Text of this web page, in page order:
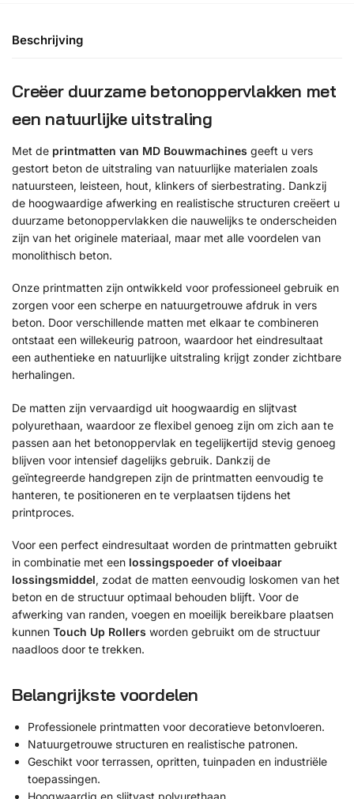
Beschrijving
Creëer duurzame betonoppervlakken met
een natuurlijke uitstraling
Met de printmatten van MD Bouwmachines geeft u vers
gestort beton de uitstraling van natuurlijke materialen zoals
natuursteen, leisteen, hout, klinkers of sierbestrating. Dankzij
de hoogwaardige afwerking en realistische structuren creëert u
duurzame betonoppervlakken die nauwelijks te onderscheiden
zijn van het originele materiaal, maar met alle voordelen van
monolithisch beton.
Onze printmatten zijn ontwikkeld voor professioneel gebruik en
zorgen voor een scherpe en natuurgetrouwe afdruk in vers
beton. Door verschillende matten met elkaar te combineren
ontstaat een willekeurig patroon, waardoor het eindresultaat
een authentieke en natuurlijke uitstraling krijgt zonder zichtbare
herhalingen.
De matten zijn vervaardigd uit hoogwaardig en slijtvast
polyurethaan, waardoor ze flexibel genoeg zijn om zich aan te
passen aan het betonoppervlak en tegelijkertijd stevig genoeg
blijven voor intensief dagelijks gebruik. Dankzij de
geïntegreerde handgrepen zijn de printmatten eenvoudig te
hanteren, te positioneren en te verplaatsen tijdens het
printproces.
Voor een perfect eindresultaat worden de printmatten gebruikt
in combinatie met een lossingspoeder of vloeibaar
lossingsmiddel, zodat de matten eenvoudig loskomen van het
beton en de structuur optimaal behouden blijft. Voor de
afwerking van randen, voegen en moeilijk bereikbare plaatsen
kunnen Touch Up Rollers worden gebruikt om de structuur
naadloos door te trekken.
Belangrijkste voordelen
Professionele printmatten voor decoratieve betonvloeren.
Natuurgetrouwe structuren en realistische patronen.
Geschikt voor terrassen, opritten, tuinpaden en industriële
toepassingen.
Hoogwaardig en slijtvast polyurethaan.